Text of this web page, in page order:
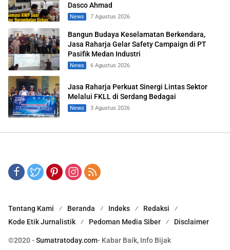
Dasco Ahmad
News 7 Agustus 2026
Bangun Budaya Keselamatan Berkendara,
Jasa Raharja Gelar Safety Campaign di PT
Pasifik Medan Industri
News 6 Agustus 2026
Jasa Raharja Perkuat Sinergi Lintas Sektor
Melalui FKLL di Serdang Bedagai
News 3 Agustus 2026
Tentang Kami Beranda Indeks
Redaksi
Kode Etik Jurnalistik
Pedoman Media Siber Disclaimer
©2020 -Sumatratoday.com- Kabar Baik, Info Bijak